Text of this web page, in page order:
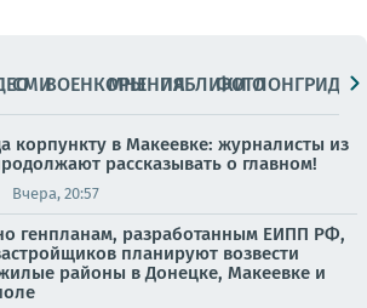
СМИВОЕНКОРЫМНЕНИЯПАБЛИКИ
ФОТОЛОНГРИДЫ
корпункту в Макеевке: журналисты из
рассказывать о главном!
Вчера, 20:57
генпланам, разработанным ЕИПП РФ,
планируют возвести
районы в Донецке, Макеевке и